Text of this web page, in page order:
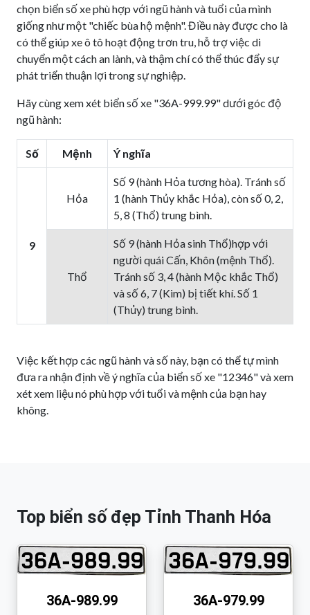
chọn biển số xe phù hợp với ngũ hành và tuổi của mình
giống như một "chiếc bùa hộ mệnh". Điều này được cho là
có thể giúp xe ô tô hoạt động trơn tru, hỗ trợ việc di
chuyển một cách an lành, và thậm chí có thể thúc đẩy sự
phát triển thuận lợi trong sự nghiệp.
Hãy cùng xem xét biển số xe "36A-999.99" dưới góc độ
ngũ hành:
Số Mệnh Ý nghĩa
9
Hỏa
Số 9 (hành Hỏa tương hòa). Tránh số
1 (hành Thủy khắc Hỏa), còn số 0, 2,
5, 8 (Thổ) trung bình.
Thổ
Số 9 (hành Hỏa sinh Thổ)hợp với
người quái Cấn, Khôn (mệnh Thổ).
Tránh số 3, 4 (hành Mộc khắc Thổ)
và số 6, 7 (Kim) bị tiết khí. Số 1
(Thủy) trung bình.
Việc kết hợp các ngũ hành và số này, bạn có thể tự mình
đưa ra nhận định về ý nghĩa của biển số xe "12346" và xem
xét xem liệu nó phù hợp với tuổi và mệnh của bạn hay
không.
Top biển số đẹp Tỉnh Thanh Hóa
36A-989.99 36A-979.99